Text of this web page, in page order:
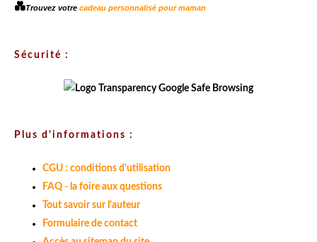
💑Trouvez votre cadeau personnalisé pour maman
Sécurité :
Plus d'informations :
CGU : conditions d'utilisation
FAQ - la foire aux questions
Tout savoir sur l'auteur
Formulaire de contact